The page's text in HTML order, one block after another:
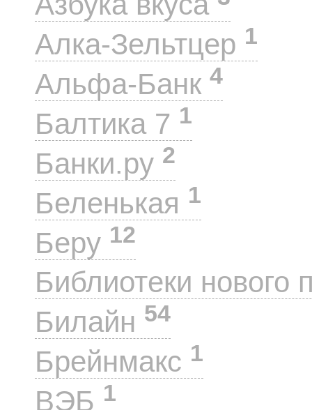
Алка-Зельтцер 1
Альфа-Банк 4
Балтика 7 1
Банки.ру 2
Беленькая 1
Беру 12
Библиотеки нового
Билайн 54
Брейнмакс 1
ВЭБ 1